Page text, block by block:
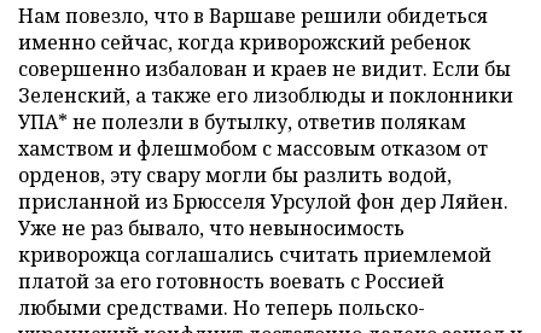
Нам повезло, что в Варшаве решили обидеться
именно сейчас, когда криворожский ребенок
совершенно избалован и краев не видит. Если бы
Зеленский, а также его лизоблюды и поклонники
УПА* не полезли в бутылку, ответив полякам
хамством и флешмобом с массовым отказом от
орденов, эту свару могли бы разлить водой,
присланной из Брюсселя Урсулой фон дер Ляйен.
Уже не раз бывало, что невыносимость
криворожца соглашались считать приемлемой
платой за его готовность воевать с Россией
любыми средствами. Но теперь польско-